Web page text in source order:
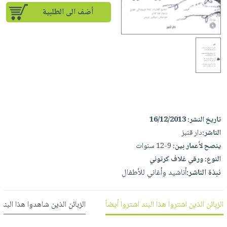
إختياراتنا
أكاديمية
صندوق
القراءة
iKitab
بلا
حدود
يتكرر
iKitab
على
Android
تحميل
iKitab
على
Apple
أسئلة
يتكرر
طرحها
تحميل
masmu3
على
masmu3
على
Apple
المواضيع
الأكثر
مبيعاً
تعليمية
جوائز
تعليمية
الصحة
والعناية
الشخصية
أجهزة
العناية
الشخصية
العناية
وتصفيف
الشعر
العناية
بالجسم
المطبخ
والسفرة
جديد
الكل
أدوات
الهدايا
أقسام
أضف الى الطلبية
تاريخ النشر:16/12/2013
الناشر:دار قنبز
ينصح لأعمار بين:9-12 سنوات
النوع:ورقي غلاف كرتوني
نبذة الناشر:أناشيد وأغاني للأطفال
الزبائن الذين اشتروا هذا البند اشتروا أيضاً الزبائن الذين شاهدوا هذا